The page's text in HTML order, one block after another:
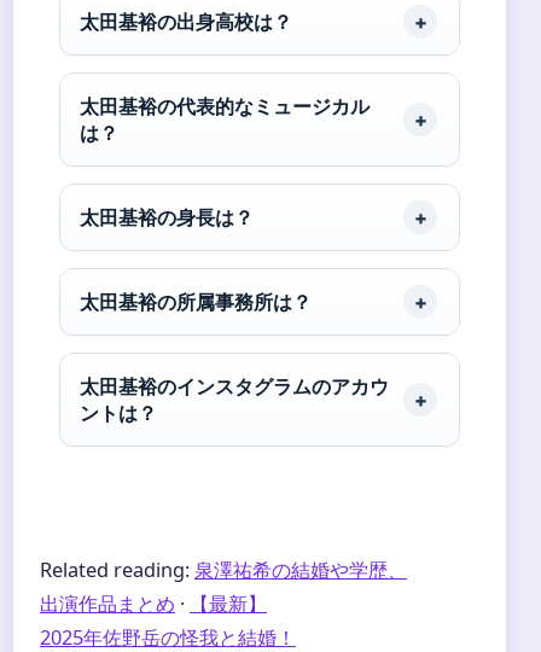
太田基裕の出身高校は？
太田基裕の代表的なミュージカル
は？
太田基裕の身長は？
太田基裕の所属事務所は？
太田基裕のインスタグラムのアカウ
ントは？
Related reading: 泉澤祐希の結婚や学歴、
出演作品まとめ ·
【最新】
2025年佐野岳の怪我と結婚！